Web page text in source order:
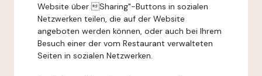
Website über Sharing"-Buttons in sozialen
Netzwerken teilen, die auf der Website
angeboten werden können, oder auch bei Ihrem
Besuch einer der vom Restaurant verwalteten
Seiten in sozialen Netzwerken.